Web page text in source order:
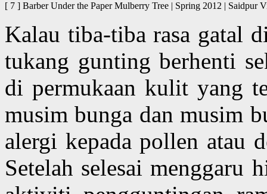
[ 7 ] Barber Under the Paper Mulberry Tree | Spring 2012 |
Kalau tiba-tiba rasa gatal
tukang gunting berhenti
di permukaan kulit yang
musim bunga dan musim
alergi kepada pollen atau
Setelah selesai menggaru